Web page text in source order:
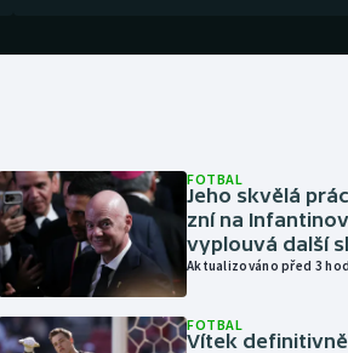
FOTBAL
Jeho skvělá
zní na
vyplouvá další
Aktualizováno před 3 hod
FOTBAL
Vítek